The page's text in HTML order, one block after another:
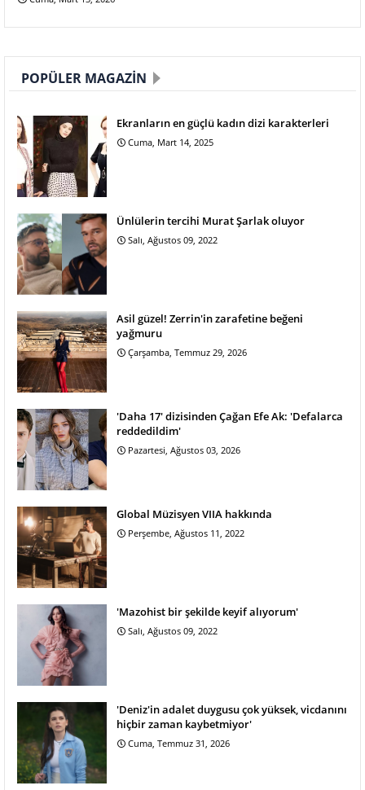
POPÜLER MAGAZIN
Ekranların en güçlü kadın dizi karakterleri
Cuma, Mart 14, 2025
Ünlülerin tercihi Murat Şarlak oluyor
Salı, Ağustos 09, 2022
Asil güzel! Zerrin'in zarafetine beğeni
yağmuru
Çarşamba, Temmuz 29, 2026
'Daha 17' dizisinden Çağan Efe Ak: 'Defalarca
reddedildim'
Pazartesi, Ağustos 03, 2026
Global Müzisyen VIIA hakkında
Perşembe, Ağustos 11, 2022
'Mazohist bir şekilde keyif alıyorum'
Salı, Ağustos 09, 2022
'Deniz'in adalet duygusu çok yüksek, vicdanını
hiçbir zaman kaybetmiyor'
Cuma, Temmuz 31, 2026